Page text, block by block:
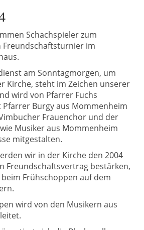
Schachspieler zum
im
am Sonntagmorgen, um
Kirche, steht im Zeichen unserer
wird von Pfarrer Fuchs
Pfarrer Burgy aus Mommenheim
Frauenchor und der
Musiker aus Mommenheim
mitgestalten.
wir in der Kirche den 2004
Freundschaftsvertrag bestärken,
Frühschoppen auf dem
wird von den Musikern aus